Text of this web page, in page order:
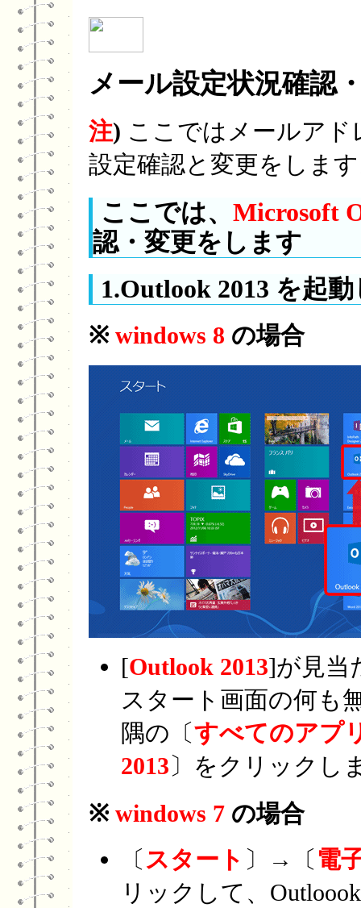
メール設定状況確認
注) ここではメールア
設定確認と変更をしま
ここでは、 Microsoft
認・変更をします
1.Outlook 2013 を起
※ windows 8 の場合
[Outlook 2013]が見当
スタート画面の何も
隅の〔すべてのアプ
2013 〕をクリックし
※ windows 7 の場合
〔 スタート 〕→〔 電
リックして、